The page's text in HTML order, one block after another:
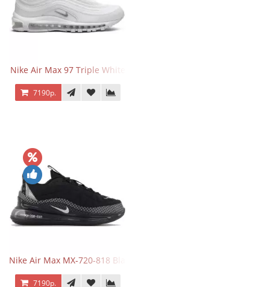
Nike Air Max 97 Triple White
7190р.
Nike Air Max MX-720-818 Black
7190р.